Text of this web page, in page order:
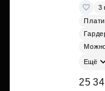
3
Ещё
25